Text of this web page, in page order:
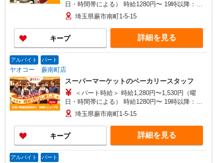
日・時間帯による） 時給1280円〜 19時以降：時
給1430円〜 ★土曜＋100円 ★日・祝＋100円 ※ア
ルバイトさんの時給や募集内容はお問い合わせく
ださい
埼玉県蕨市南町1-5-15
キープ 詳細を見る
アルバイト パート
ヤオコー 蕨南町店
スーパーマーケットのベーカリースタッフ
＜パート時給＞ 時給1,280円〜1,530円（曜
日・時間帯による） 時給1280円〜 19時以降：時
給1430円〜 ★土曜＋100円 ★日・祝＋100円 ※ア
ルバイトさんの時給や募集内容はお問い合わせく
ださい
埼玉県蕨市南町1-5-15
キープ 詳細を見る
アルバイト パート